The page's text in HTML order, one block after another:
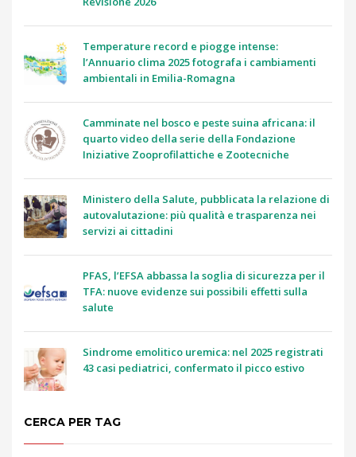
Temperature record e piogge intense:
l’Annuario clima 2025 fotografa i cambiamenti
ambientali in Emilia-Romagna
Camminate nel bosco e peste suina africana: il
quarto video della serie della Fondazione
Iniziative Zooprofilattiche e Zootecniche
Ministero della Salute, pubblicata la relazione di
autovalutazione: più qualità e trasparenza nei
servizi ai cittadini
PFAS, l’EFSA abbassa la soglia di sicurezza per il
TFA: nuove evidenze sui possibili effetti sulla
salute
Sindrome emolitico uremica: nel 2025 registrati
43 casi pediatrici, confermato il picco estivo
CERCA PER TAG